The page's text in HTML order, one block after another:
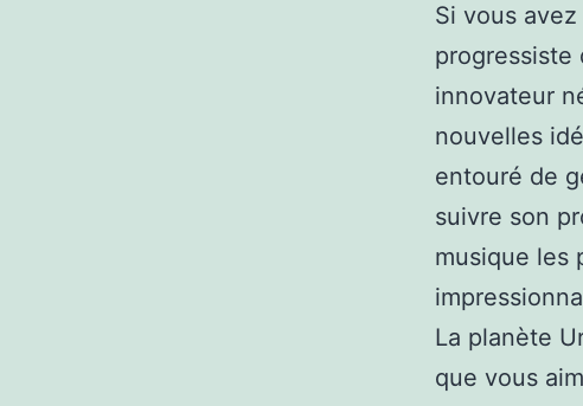
Si vous
progressiste
innovateur
nouvelles
entouré de
suivre son
musique les
La planète
que vous